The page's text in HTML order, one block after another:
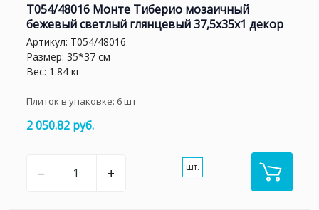
T054/48016 Монте Тиберио мозаичный
бежевый светлый глянцевый 37,5x35x1 декор
Артикул: T054/48016
Размер: 35*37 см
Вес: 1.84 кг
Плиток в упаковке: 6шт
2 050.82 руб.
– + шт.